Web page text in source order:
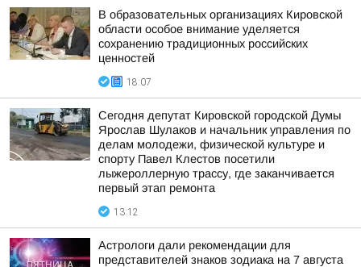
В образовательных организациях Кировской
области особое внимание уделяется
сохранению традиционных российских
ценностей
18:07
Сегодня депутат Кировской городской Думы
Ярослав Шулаков и начальник управления по
делам молодежи, физической культуре и
спорту Павел Клестов посетили
лыжероллерную трассу, где заканчивается
первый этап ремонта
13:12
Астрологи дали рекомендации для
представителей знаков зодиака на 7 августа